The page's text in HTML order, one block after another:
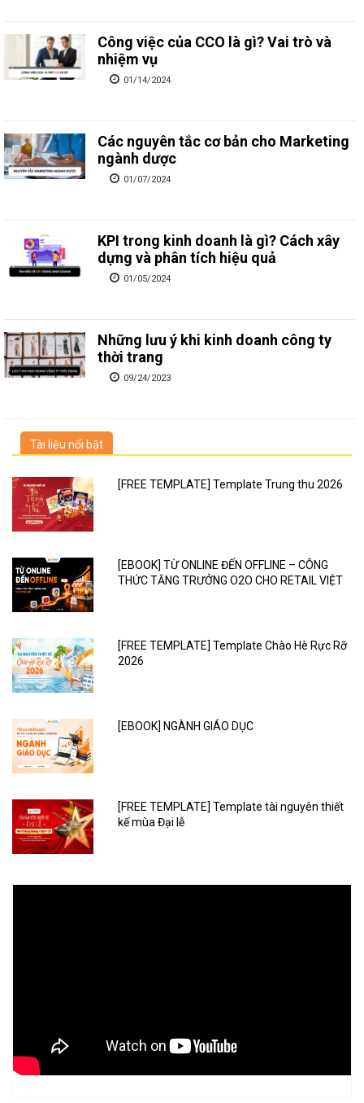
Công việc của CCO là gì? Vai trò và
nhiệm vụ
01/14/2024
Các nguyên tắc cơ bản cho Marketing
ngành dược
01/07/2024
KPI trong kinh doanh là gì? Cách xây
dựng và phân tích hiệu quả
01/05/2024
Những lưu ý khi kinh doanh công ty
thời trang
09/24/2023
Tài liệu nổi bật
[FREE TEMPLATE] Template Trung thu 2026
[EBOOK] TỪ ONLINE ĐẾN OFFLINE – CÔNG
THỨC TĂNG TRƯỞNG O2O CHO RETAIL VIỆT
[FREE TEMPLATE] Template Chào Hè Rực Rỡ
2026
[EBOOK] NGÀNH GIÁO DỤC
[FREE TEMPLATE] Template tài nguyên thiết
kế mùa Đại lễ